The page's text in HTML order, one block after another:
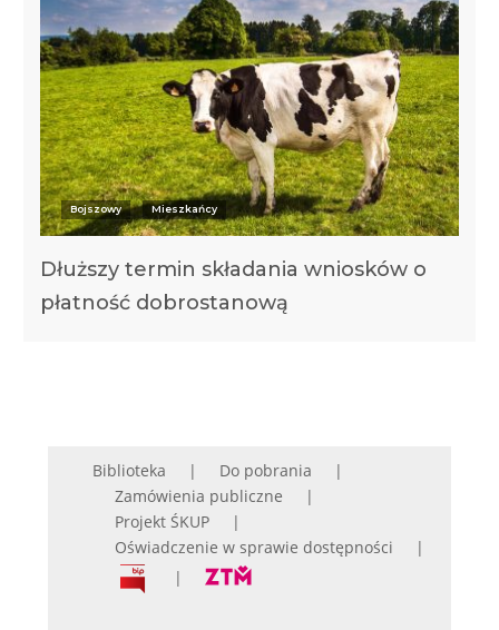
Bojszowy Mieszkańcy
Dłuższy termin składania wniosków o
płatność dobrostanową
Biblioteka
Do pobrania
Zamówienia publiczne
Projekt ŚKUP
Oświadczenie w sprawie dostępności